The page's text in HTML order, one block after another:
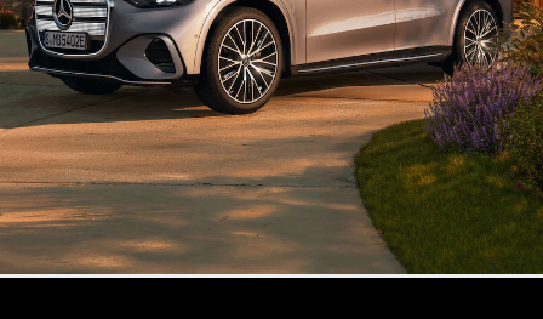
Alle SUVs
EQA
Elektrisch
EQE
SUV
Elektrisch
EQS
SUV
Elektrisch
Mercedes-